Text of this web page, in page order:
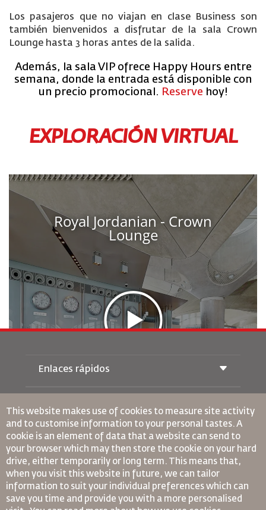
Los pasajeros que no viajan en clase Business son
también bienvenidos a disfrutar de la sala Crown
Lounge hasta 3 horas antes de la salida.
Además, la sala VIP ofrece Happy Hours entre
semana, donde la entrada está disponible con
un precio promocional. Reserve hoy!
EXPLORACIÓN VIRTUAL
Enlaces rápidos
Condiciones de transporte
Revista Royal Wings
Viajar estando Embarazada
Preguntas Frecuentes
Necesidades Especiales
oneworld
Plan de accesibilidad y Proceso de Comentarios
Reservas de tren
Alquiler de Coches
RJ Unlimited
Oferta Para Estudiantes
Tikram
Alojamiento en Tránsito
Quiénes Somos
Anúnciese Con Nosotros
Únase a Nuestra Familia
Noticias
This website makes use of cookies to measure site activity
and to customise information to your personal tastes. A
cookie is an element of data that a website can send to
your browser which may then store the cookie on your hard
drive, either temporarily or long term. This means that,
when you visit this website in future, we can tailor
information to suit your individual preferences which can
save you time and provide you with a more personalised